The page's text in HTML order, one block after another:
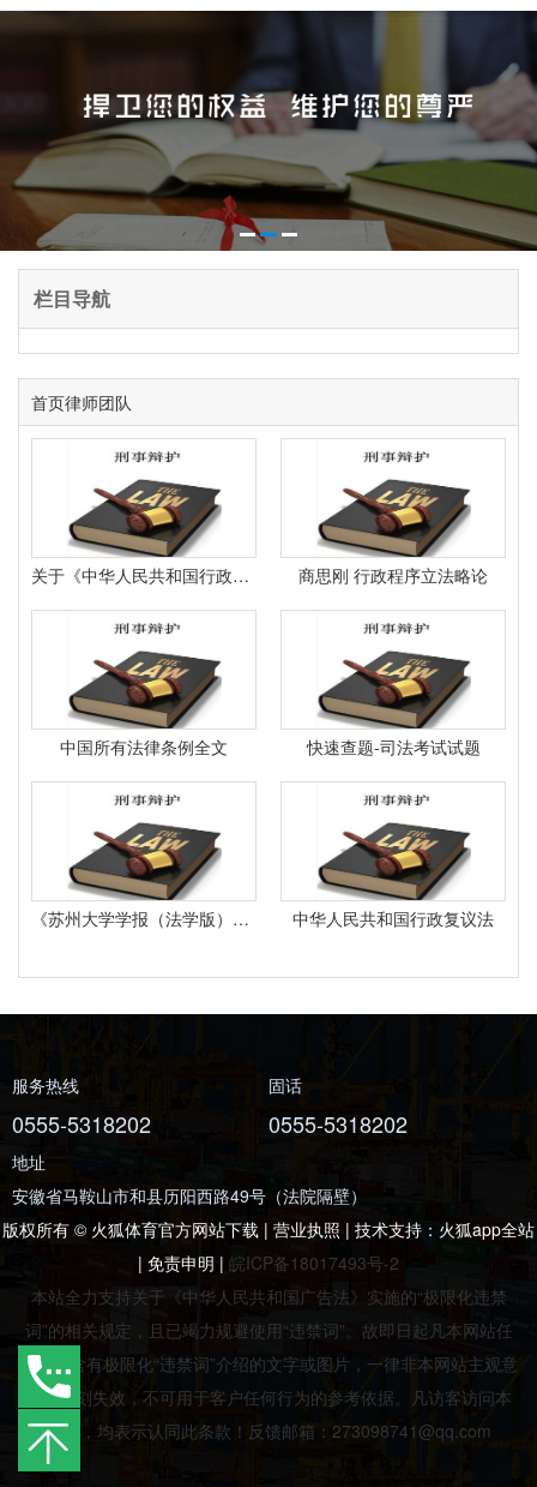
栏目导航
首页律师团队
关于《中华人民共和国行政复议法》的政策解读 商思刚 行政程序立法略论
中国所有法律条例全文 快速查题-司法考试试题
《苏州大学学报（法学版）》2025年第1期要目 中华人民共和国行政复议法
服务热线
0555-5318202
固话
0555-5318202
地址
安徽省马鞍山市和县历阳西路49号（法院隔壁）
版权所有 © 火狐体育官方网站下载 | 营业执照 | 技术支持： 火狐app全站
| 免责申明 | 皖ICP备18017493号-2
本站全力支持关于《中华人民共和国广告法》实施的“极限化违禁
词”的相关规定，且已竭力规避使用“违禁词”。故即日起凡本网站任
意页面含有极限化“违禁词”介绍的文字或图片，一律非本网站主观意
愿并即刻失效，不可用于客户任何行为的参考依据。凡访客访问本
网站，均表示认同此条款！反馈邮箱：273098741@qq.com